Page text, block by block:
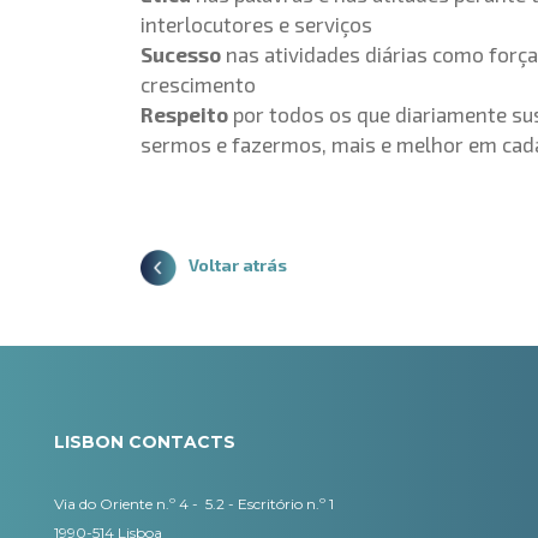
interlocutores e serviços
Sucesso nas atividades diárias como
crescimento
Respeito por todos os que diariamente
sermos e fazermos, mais e melhor em
Voltar atrás
LISBON CONTACTS
Via do Oriente n.º 4 - 5.2 - Escritório n.º 1
1990-514 Lisboa